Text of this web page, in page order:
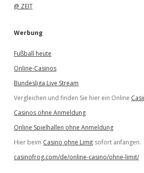
@ ZEIT
Werbung
Fußball heute
Online-Casinos
Bundesliga Live Stream
Vergleichen und finden Sie hier ein Online
Casinos ohne Anmeldung
Online Spielhallen ohne Anmeldung
Hier beim Casino ohne Limit sofort anfangen.
casinofrog.com/de/online-casino/ohne-limit/